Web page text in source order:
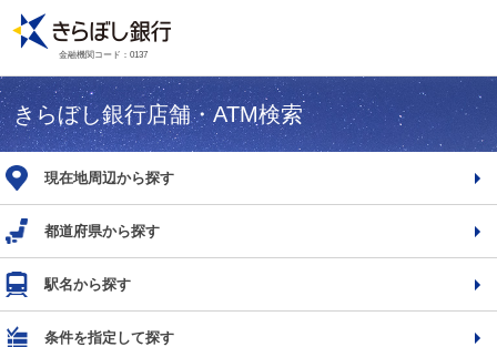
金融機関コード：0137
きらぼし銀行店舗・ATM検索
現在地周辺から探す
都道府県から探す
駅名から探す
条件を指定して探す